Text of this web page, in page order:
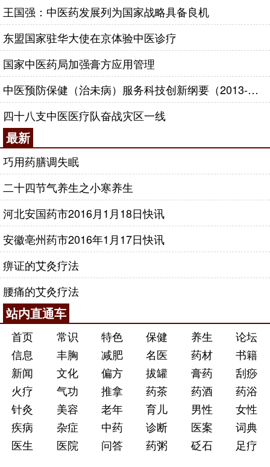
王国强：中医药发展列为国家战略具备良机
东盟国家驻华大使在京体验中医诊疗
国家中医药局加强膏方应用管理
中医预防保健（治未病）服务科技创新纲要（2013-2020年）
四十八支中医医疗队奋战灾区一线
最新
巧用药膳调失眠
二十四节气养生之小寒养生
河北安国药市2016月1月18日快讯
安徽亳州药市2016年1月17日快讯
痹证的艾灸疗法
腰痛的艾灸疗法
站内直通车
首页 常识 特色 保健 养生
论坛
信息
丰胸 减肥 名医 药材
书籍
新闻
文化 偏方 拔罐 膏药
刮痧
火疗
气功 推拿 药茶 药酒
药浴
针灸
美容 老年 育儿 男性
女性
疾病
杂症 中药 诊断 医案
词典
医生
医院 问答 药粥 砭石 足疗